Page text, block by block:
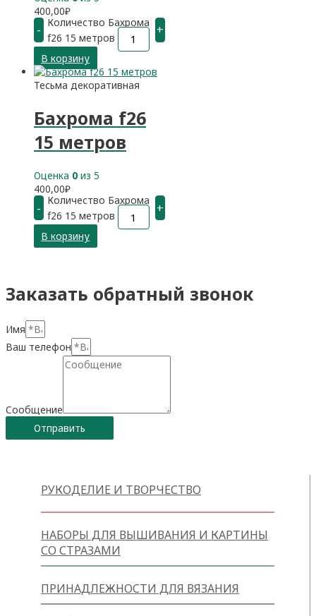
400,00₽
- Количество Бахрома
f26 15 метров
+
В корзину
Тесьма декоративная
Бахрома f26
15 метров
Оценка 0 из 5
400,00₽
- Количество Бахрома
f26 15 метров
+
В корзину
Заказать обратный звонок
Имя
Ваш телефон
Сообщение
Отправить
РУКОДЕЛИЕ И ТВОРЧЕСТВО
НАБОРЫ ДЛЯ ВЫШИВАНИЯ И КАРТИНЫ
СО СТРАЗАМИ
ПРИНАДЛЕЖНОСТИ ДЛЯ ВЯЗАНИЯ